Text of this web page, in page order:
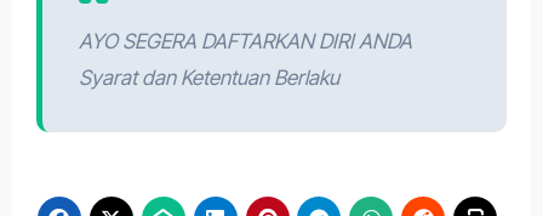
AYO SEGERA DAFTARKAN DIRI ANDA
Syarat dan Ketentuan Berlaku